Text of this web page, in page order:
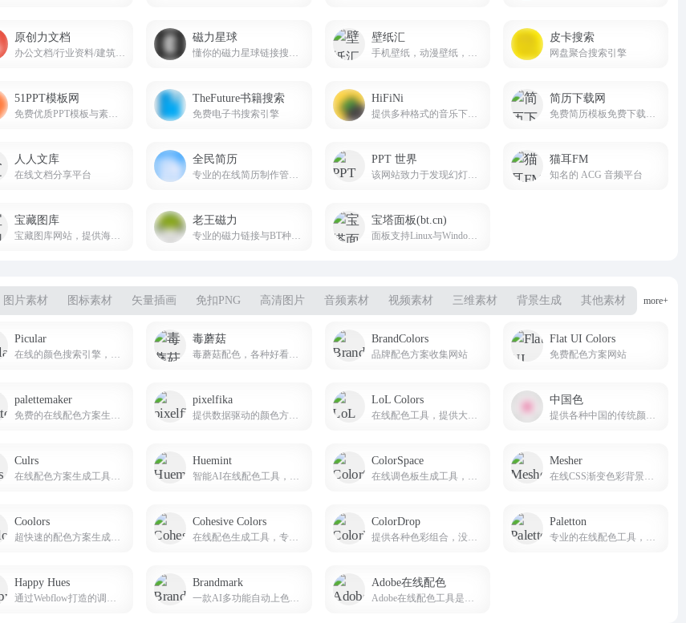
原创力文档 磁力星球 壁纸汇 皮卡搜索
网盘聚合搜索引擎
51PPT模板网 TheFuture书籍搜索
免费电子书搜索引擎
HiFiNi
提供多种格式的音乐下载服务，涵盖无损音质、高清音频等多种选择
简历下载网
人人文库
在线文档分享平台
全民简历 PPT 世界
该网站致力于发现幻灯的力量，为 Z 世代职场人提供 “智办公” 解决方案
猫耳FM
知名的 ACG 音频平台
宝藏图库 老王磁力 宝塔面板(bt.cn)
面板支持Linux与Windows系统
图片素材 图标素材 矢量插画 免扣PNG 高清图片 音频素材 视频素材 三维素材 背景生成 其他素材 more+
Picular 毒蘑菇 BrandColors
品牌配色方案收集网站
Flat UI Colors
免费配色方案网站
palettemaker pixelfika LoL Colors 中国色
Culrs Huemint ColorSpace Mesher
Coolors Cohesive Colors ColorDrop
提供各种色彩组合，没有太多额外或复杂难懂的功能，实在深得我心
Paletton
Happy Hues Brandmark Adobe在线配色